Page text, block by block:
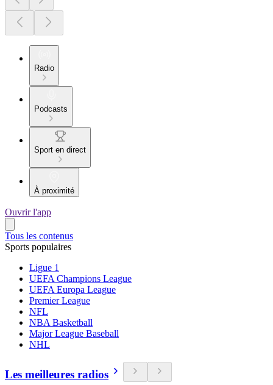
Radio
Podcasts
Sport en direct
À proximité
Ouvrir l'app
Tous les contenus
Sports populaires
Ligue 1
UEFA Champions League
UEFA Europa League
Premier League
NFL
NBA Basketball
Major League Baseball
NHL
Les meilleures radios